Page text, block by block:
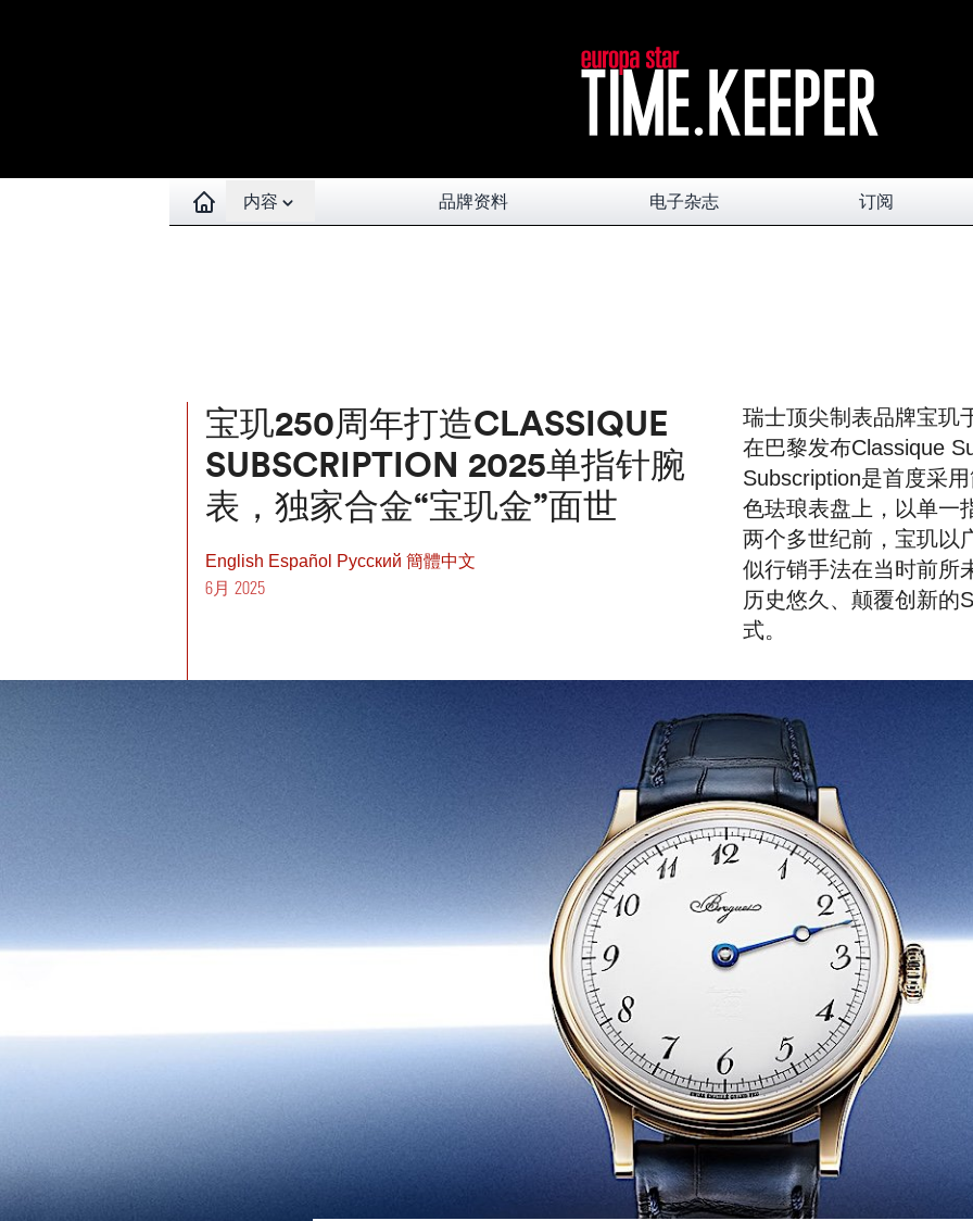
Open contents menu
内容 品牌资料 电子杂志 订阅
宝玑250周年打造CLASSIQUE
SUBSCRIPTION 2025单指针腕
表，独家合金“宝玑金”面世
English Español Pусский 簡體中文
6月 2025
瑞士顶尖制表品牌宝玑
在巴黎发布Classique
Subscription是首度采
色珐琅表盘上，以单一
两个多世纪前，宝玑以
似行销手法在当时前所
历史悠久、颠覆创新的
式。